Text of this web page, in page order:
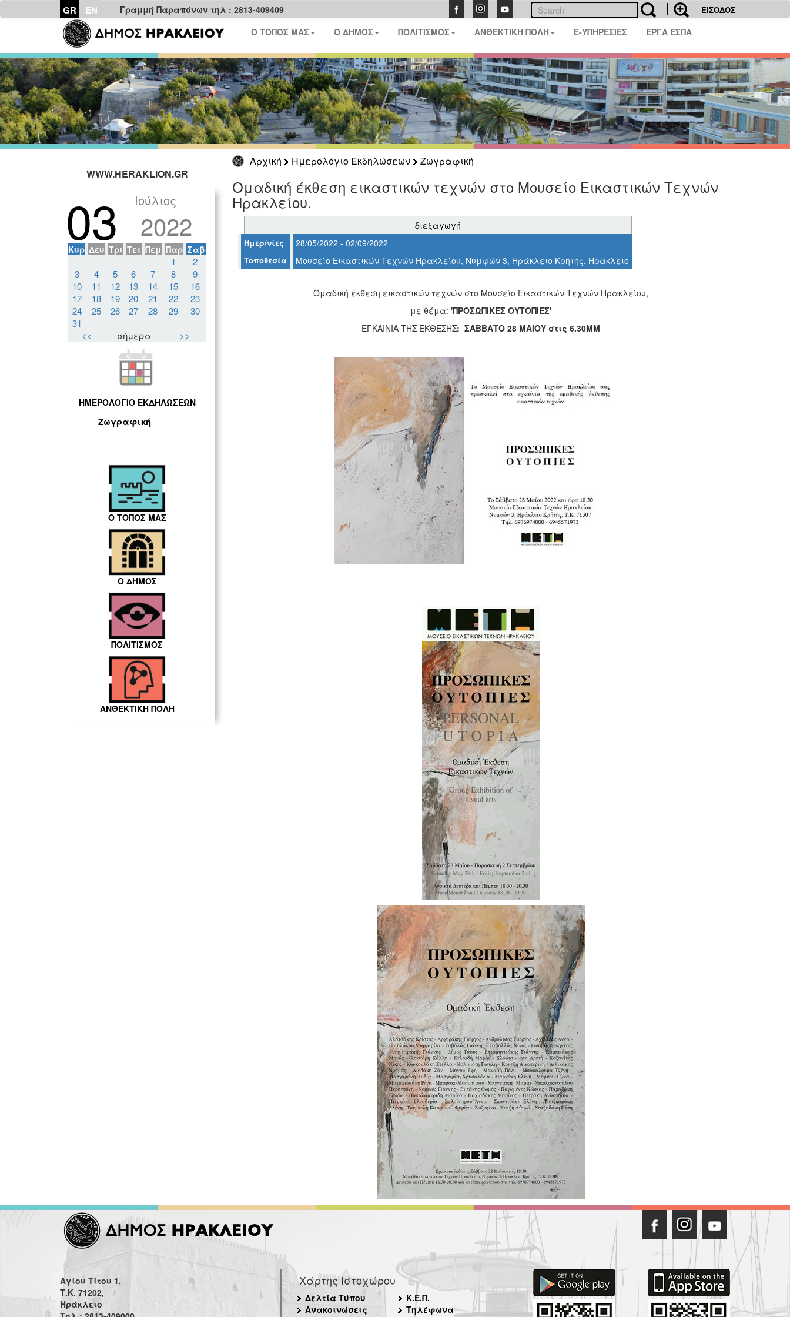
GR EN Γραμμή Παραπόνων τηλ : 2813-409409 ΕΙΣΟΔΟΣ
Ο ΤΟΠΟΣ ΜΑΣ Ο ΔΗΜΟΣ ΠΟΛΙΤΙΣΜΟΣ ΑΝΘΕΚΤΙΚΗ ΠΟΛΗ E-ΥΠΗΡΕΣΙΕΣ ΕΡΓΑ ΕΣΠΑ
Αρχική Ημερολόγιο Εκδηλώσεων
Ζωγραφική
WWW.HERAKLION.GR
03 Ιούλιος
2022
Κυρ Δευ Τρι Τετ Πεμ Παρ Σαβ
1
2
3
4 5 6 7 8
9
10
11 12 13 14 15
16
17
18 19 20 21 22
23
24
25 26 27 28 29
30
31
<<
σήμερα >>
ΗΜΕΡΟΛΟΓΙΟ ΕΚΔΗΛΩΣΕΩΝ
Ζωγραφική
Ο ΤΟΠΟΣ ΜΑΣ
Ο ΔΗΜΟΣ
ΠΟΛΙΤΙΣΜΟΣ
ΑΝΘΕΚΤΙΚΗ ΠΟΛΗ
Ομαδική έκθεση εικαστικών τεχνών στο Μουσείο Εικαστικών Τεχνών
Ηρακλείου.
διεξαγωγή
Ημερ/νίες 28/05/2022 - 02/09/2022
Τοποθεσία Μουσείο Εικαστικών Τεχνών Ηρακλείου, Νυμφών 3, Ηράκλειο Κρήτης, Ηράκλειο
Ομαδική έκθεση εικαστικών τεχνών στο Μουσείο Εικαστικών Τεχνών Ηρακλείου,
με θέμα:'ΠΡΟΣΩΠΙΚΕΣ ΟΥΤΟΠΙΕΣ'
ΕΓΚΑΙΝΙΑ ΤΗΣ ΕΚΘΕΣΗΣ: ΣΑΒΒΑΤΟ 28 ΜΑΙΟΥ στις 6.30ΜΜ
Αγίου Τίτου 1,
Τ.Κ. 71202,
Ηράκλειο
Χάρτης Ιστοχώρου
Δελτία Τύπου
Ανακοινώσεις
Κ.Ε.Π.
Τηλέφωνα